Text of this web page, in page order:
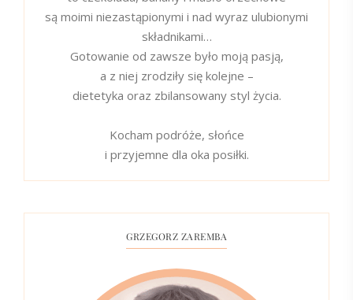
są moimi niezastąpionymi i nad wyraz ulubionymi
składnikami…
Gotowanie od zawsze było moją pasją,
a z niej zrodziły się kolejne –
dietetyka oraz zbilansowany styl życia.
Kocham podróże, słońce
i przyjemne dla oka posiłki.
GRZEGORZ ZAREMBA